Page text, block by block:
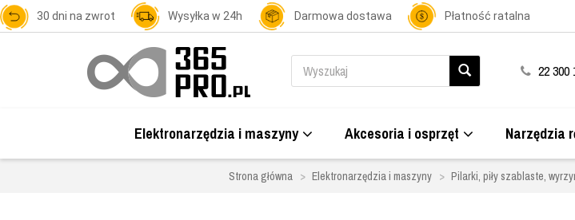
30 dni na zwrot Wysyłka w 24h Darmowa dostawa Płatność ratalna
22 300
Elektronarzędzia i maszyny Akcesoria i osprzęt Narzędzia
Strona główna Elektronarzędzia i maszyny Pilarki, piły szablaste,